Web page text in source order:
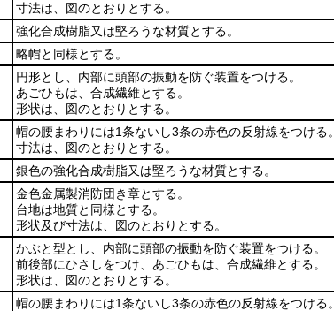
寸法は、図のとおりとする。
強化合成樹脂又は堅ろうな材質とする。
略帽と同様とする。
円形とし、内部に頭部の振動を防ぐ装置をつける。
あごひもは、合成繊維とする。
形状は、図のとおりとする。
帽の腰まわりには1条ないし3条の赤色の反射線をつける。
寸法は、図のとおりとする。
銀色の強化合成樹脂又は堅ろうな材質とする。
金色金属製消防団き章とする。
台地は地質と同様とする。
形状及び寸法は、図のとおりとする。
かぶと型とし、内部に頭部の振動を防ぐ装置をつける。
前後部にひさしをつけ、あごひもは、合成繊維とする。
形状は、図のとおりとする。
帽の腰まわりには1条ないし3条の赤色の反射線をつける。